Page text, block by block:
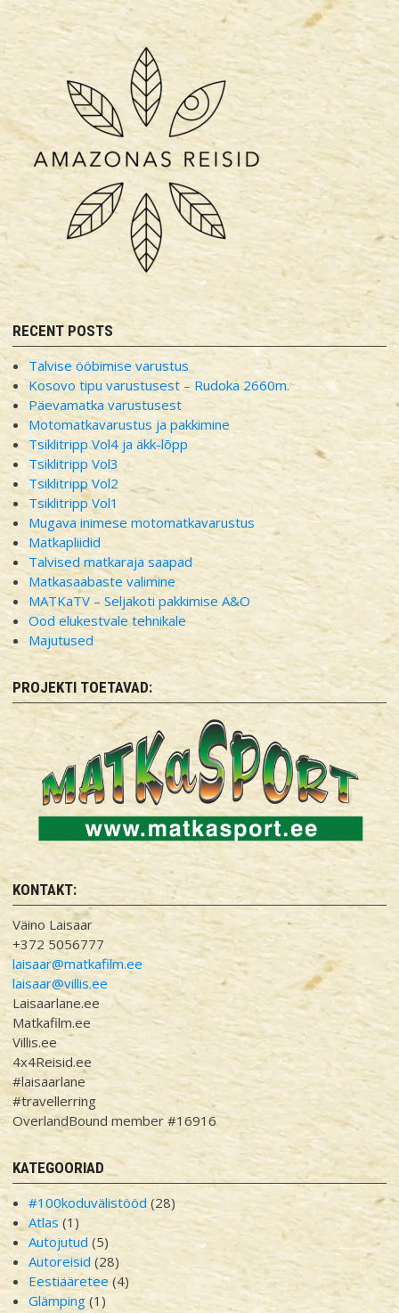
RECENT POSTS
Talvise ööbimise varustus
Kosovo tipu varustusest – Rudoka 2660m.
Päevamatka varustusest
Motomatkavarustus ja pakkimine
Tsiklitripp Vol4 ja äkk-lõpp
Tsiklitripp Vol3
Tsiklitripp Vol2
Tsiklitripp Vol1
Mugava inimese motomatkavarustus
Matkapliidid
Talvised matkaraja saapad
Matkasaabaste valimine
MATKaTV – Seljakoti pakkimise A&O
Ood elukestvale tehnikale
Majutused
PROJEKTI TOETAVAD:
KONTAKT:
Väino Laisaar
+372 5056777
laisaar@matkafilm.ee
laisaar@villis.ee
Laisaarlane.ee
Matkafilm.ee
Villis.ee
4x4Reisid.ee
#laisaarlane
#travellerring
OverlandBound member #16916
KATEGOORIAD
#100koduvälistööd (28)
Atlas (1)
Autojutud (5)
Autoreisid (28)
Eestiääretee (4)
Glämping (1)